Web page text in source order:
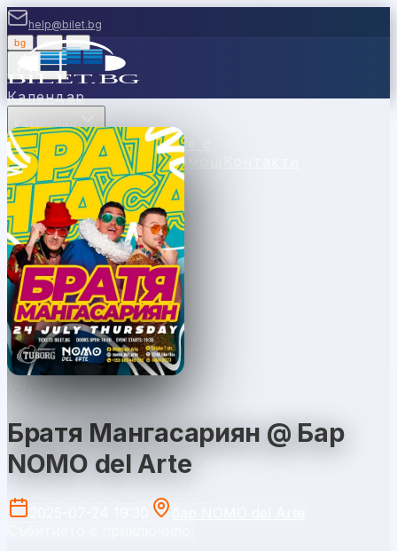
help@bilet.bg
bg |
Вход
Календар
Категории
МестаКаси Продавайте с
насВаучериНовиниПомощ
София
Братя Мангасариян @ Бар
NOMO del Arte